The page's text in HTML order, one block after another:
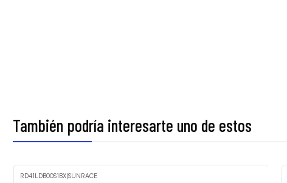
También podría interesarte uno de estos
RD41LDB00S1BX|SUNRACE